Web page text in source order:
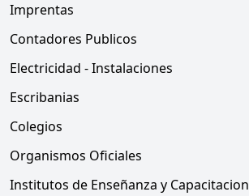
Imprentas
Contadores Publicos
Electricidad - Instalaciones
Escribanias
Colegios
Organismos Oficiales
Institutos de Enseñanza y Capacitacion